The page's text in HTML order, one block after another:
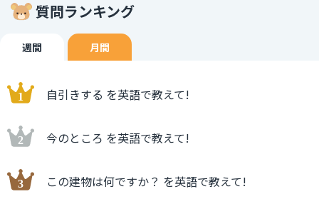
質問ランキング
週間 月間
自引きする を英語で教えて!
今のところ を英語で教えて!
この建物は何ですか？ を英語で教えて!